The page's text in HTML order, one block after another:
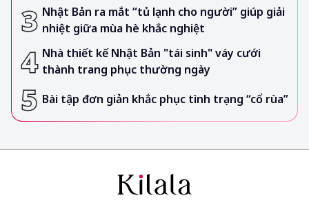
Nhật Bản ra mắt “tủ lạnh cho người” giúp giải
nhiệt giữa mùa hè khắc nghiệt
Nhà thiết kế Nhật Bản "tái sinh" váy cưới
thành trang phục thường ngày
Bài tập đơn giản khắc phục tình trạng “cổ rùa”